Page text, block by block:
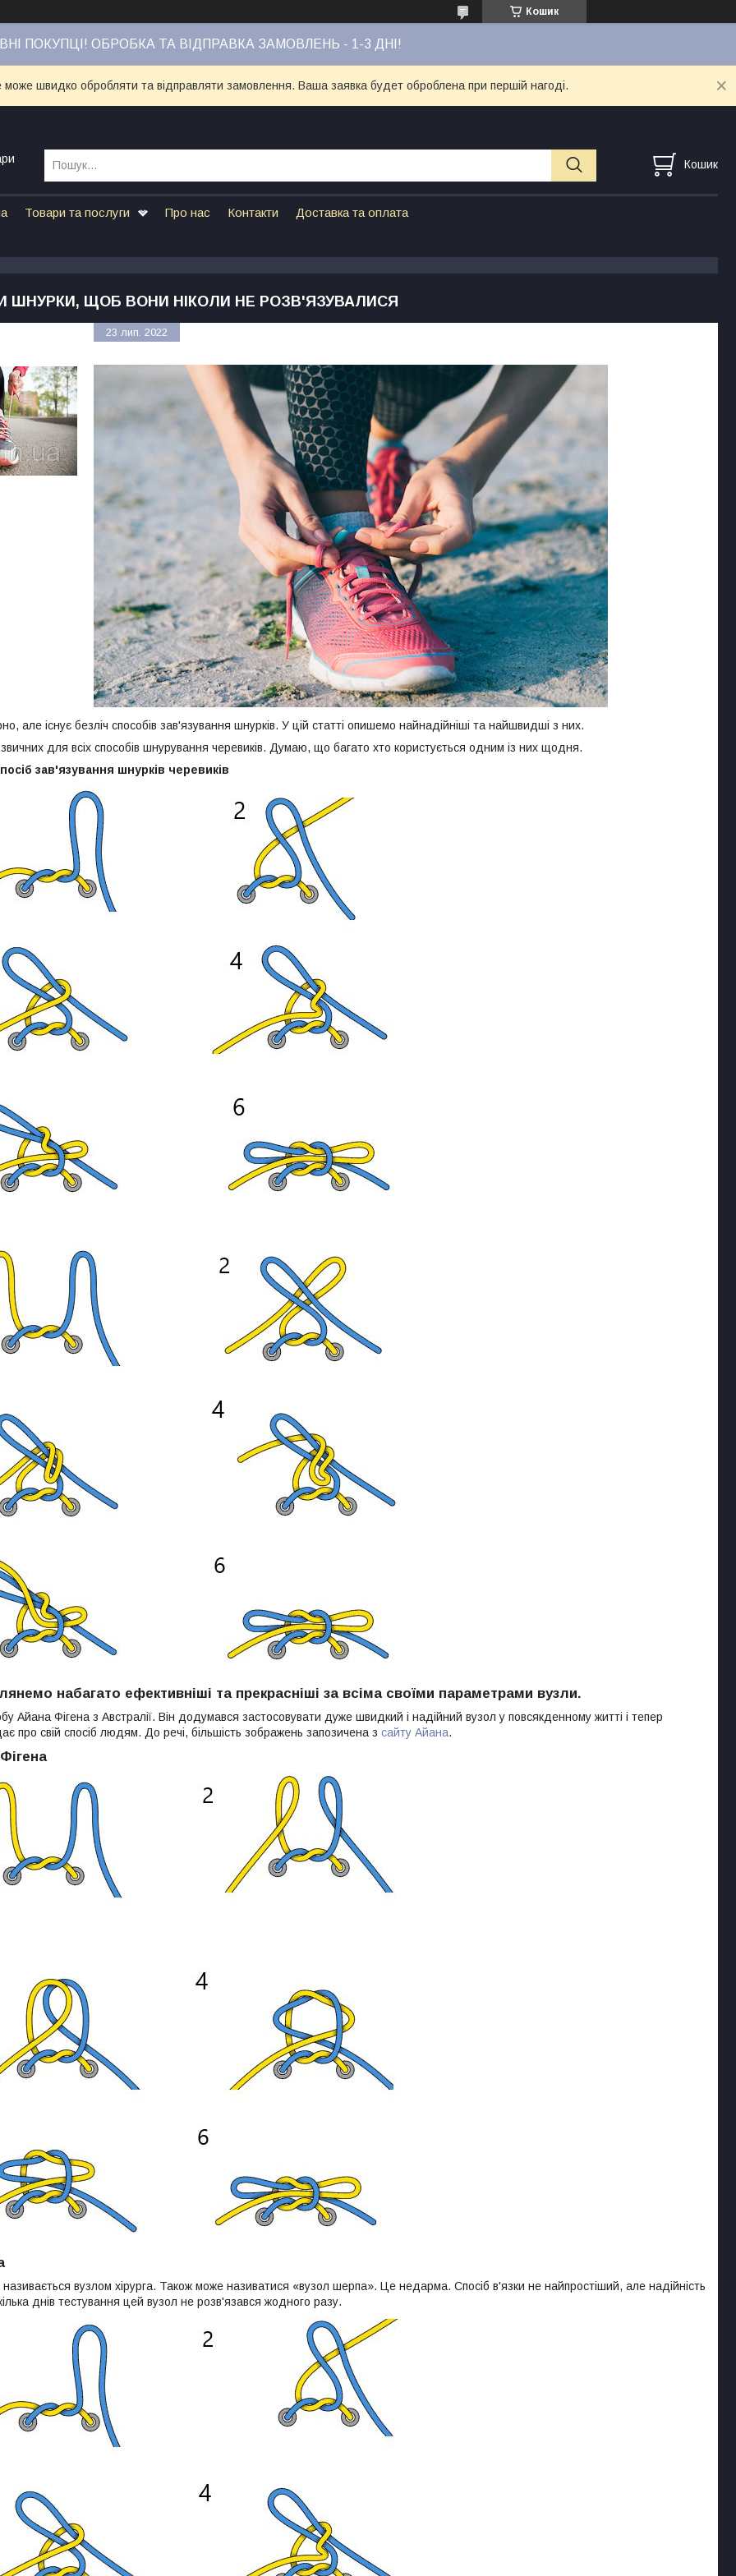
Кошик
ПОКУПЦІ! ОБРОБКА ТА ВІДПРАВКА ЗАМОВЛЕНЬ - 1-3 ДНІ!
може швидко обробляти та відправляти замовлення. Ваша заявка будет оброблена при першій нагоді.
Кошик
Товари та послуги Про нас Контакти Доставка та оплата
ШНУРКИ, ЩОБ ВОНИ НІКОЛИ НЕ РОЗВ'ЯЗУВАЛИСЯ
23 лип. 2022
але існує безліч способів зав'язування шнурків. У цій статті опишемо найнадійніші та найшвидші з них.
для всіх способів шнурування черевиків. Думаю, що багато хто користується одним із них щодня.
зав'язування шнурків черевиків
набагато ефективніші та прекрасніші за всіма своїми параметрами вузли.
Айана Фігена з Австралії. Він додумався застосовувати дуже швидкий і надійний вузол у повсякденному житті і тепер
про свій спосіб людям. До речі, більшість зображень запозичена з сайту Айана.
вузлом хірурга. Також може називатися «вузол шерпа». Це недарма. Спосіб в'язки не найпростіший, але надійність
днів тестування цей вузол не розв'язався жодного разу.